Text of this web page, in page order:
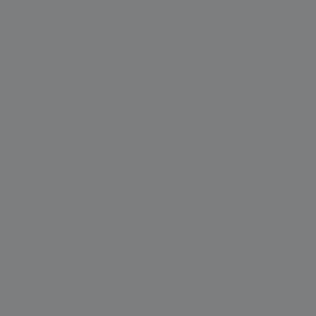
19 dostępu
ich
źródeł